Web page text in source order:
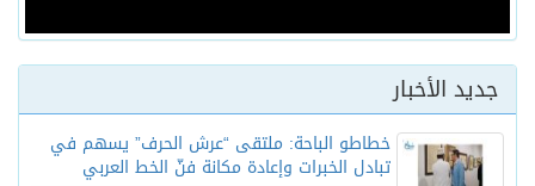
جديد الأخبار
خطاطو الباحة: ملتقى “عرش الحرف” يسهم في
تبادل الخبرات وإعادة مكانة فنّ الخط العربي